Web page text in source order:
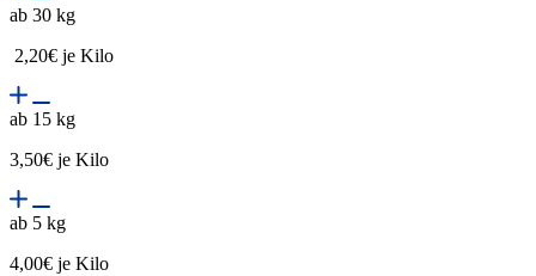
ab 30 kg
2,20€ je Kilo
ab 15 kg
3,50€ je Kilo
ab 5 kg
4,00€ je Kilo